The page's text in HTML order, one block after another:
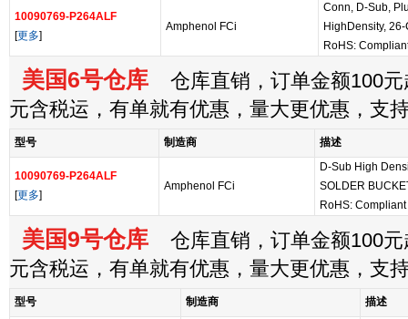
10090769-P264ALF
[更多]
Amphenol FCi
Conn, D-Sub,
HighDensity,
RoHS:
美国6号仓库 仓库直销，订单金额100元
元含税运，有单就有优惠，量大更优惠，支
型号 制造商 描述
10090769-P264ALF
[更多]
Amphenol FCi
D-Sub High
SOLDER
RoHS: Compliant
美国9号仓库 仓库直销，订单金额100元
元含税运，有单就有优惠，量大更优惠，支
型号 制造商
描述